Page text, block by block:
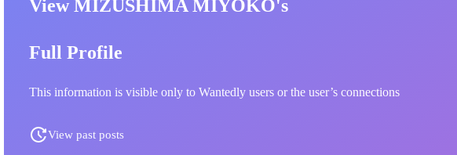
View MIZUSHIMA MIYOKO's
Full Profile
This information is visible only to Wantedly users or the user’s connections
View past posts